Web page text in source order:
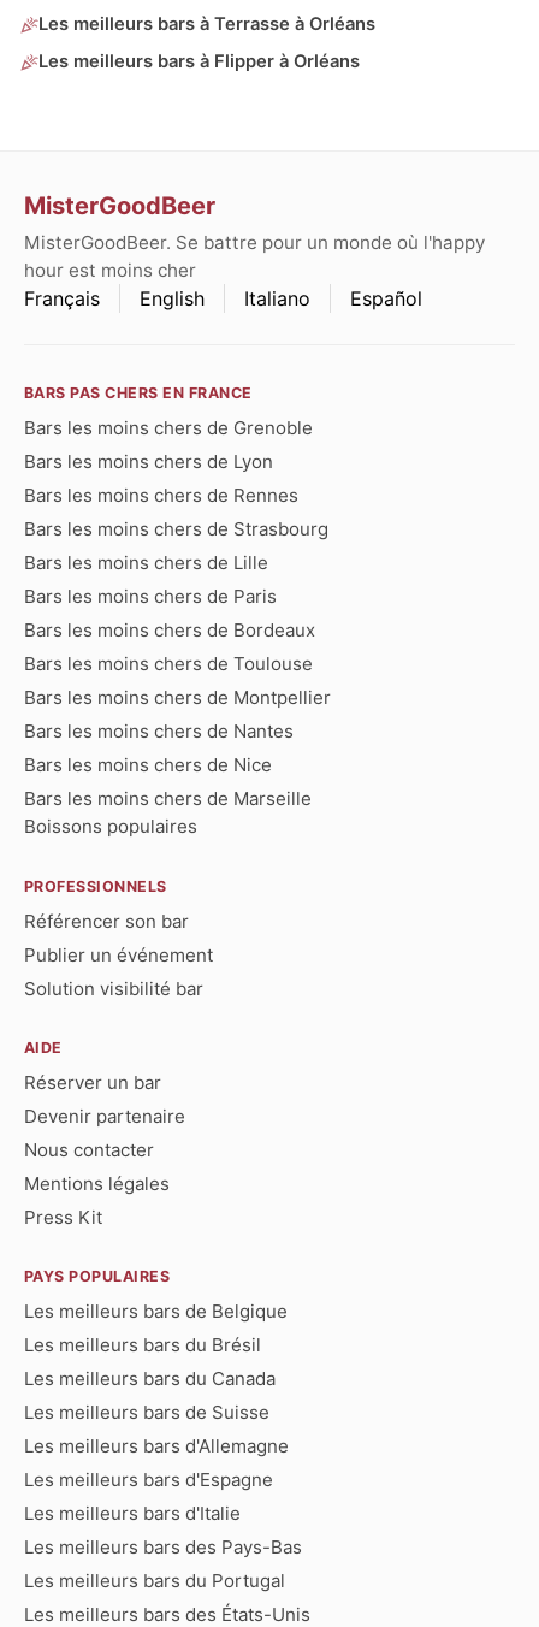
Les meilleurs bars à Terrasse à Orléans
Les meilleurs bars à Flipper à Orléans
MisterGoodBeer
MisterGoodBeer. Se battre pour un monde où l'happy
hour est moins cher
Français English Italiano Español
BARS PAS CHERS EN FRANCE
Bars les moins chers de Grenoble
Bars les moins chers de Lyon
Bars les moins chers de Rennes
Bars les moins chers de Strasbourg
Bars les moins chers de Lille
Bars les moins chers de Paris
Bars les moins chers de Bordeaux
Bars les moins chers de Toulouse
Bars les moins chers de Montpellier
Bars les moins chers de Nantes
Bars les moins chers de Nice
Bars les moins chers de Marseille
Boissons populaires
PROFESSIONNELS
Référencer son bar
Publier un événement
Solution visibilité bar
AIDE
Réserver un bar
Devenir partenaire
Nous contacter
Mentions légales
Press Kit
PAYS POPULAIRES
Les meilleurs bars de Belgique
Les meilleurs bars du Brésil
Les meilleurs bars du Canada
Les meilleurs bars de Suisse
Les meilleurs bars d'Allemagne
Les meilleurs bars d'Espagne
Les meilleurs bars d'Italie
Les meilleurs bars des Pays-Bas
Les meilleurs bars du Portugal
Les meilleurs bars des États-Unis